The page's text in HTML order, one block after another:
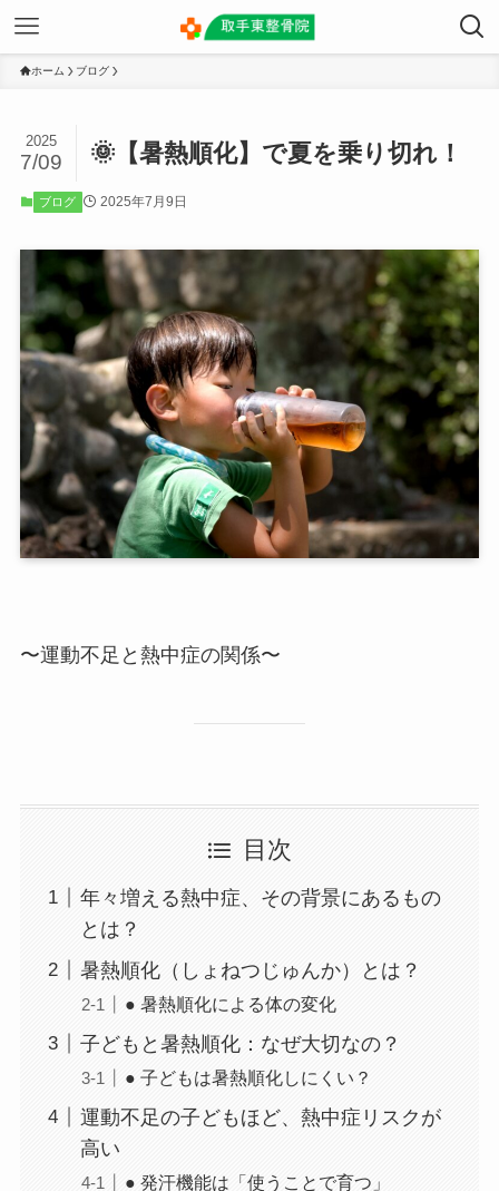
ホーム ブログ
🌞【暑熱順化】で夏を乗り切れ！
2025
7/09
ブログ 2025年7月9日
〜運動不足と熱中症の関係〜
目次
年々増える熱中症、その背景にあるもの
とは？
暑熱順化（しょねつじゅんか）とは？
● 暑熱順化による体の変化
子どもと暑熱順化：なぜ大切なの？
● 子どもは暑熱順化しにくい？
運動不足の子どもほど、熱中症リスクが
高い
● 発汗機能は「使うことで育つ」